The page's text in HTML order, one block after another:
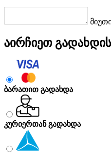
აირჩიეთ
ბარათით გადახდა
კურიერთან გადახდა